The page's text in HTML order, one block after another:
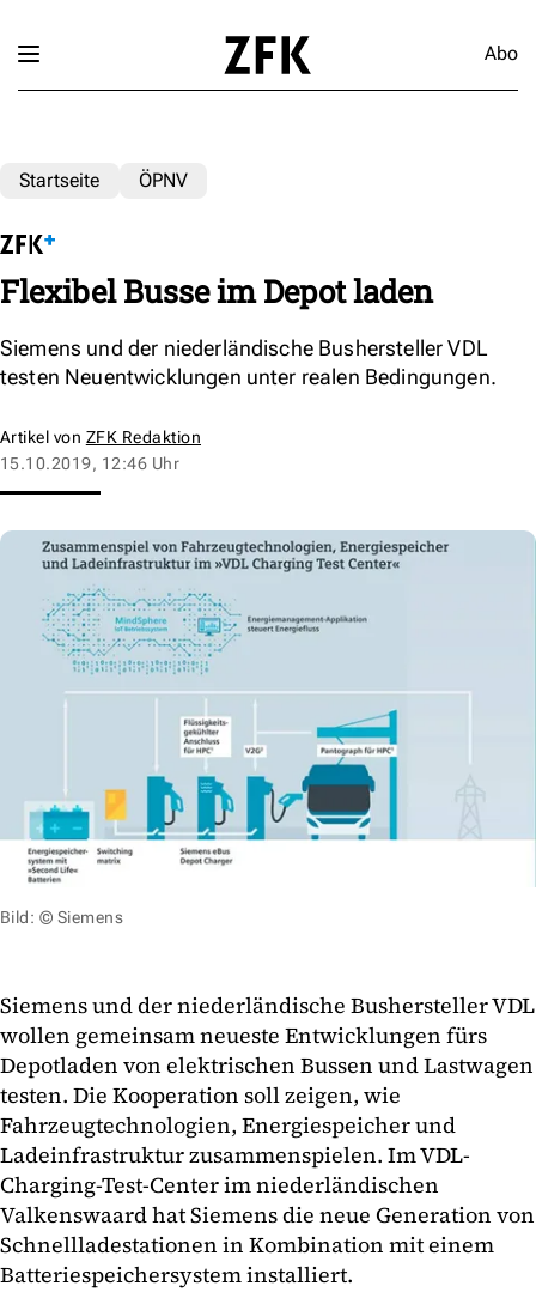
Abo
Startseite ÖPNV
Flexibel Busse im Depot laden
Siemens und der niederländische Bushersteller VDL
testen Neuentwicklungen unter realen Bedingungen.
Artikel von ZFK Redaktion
15.10.2019, 12:46 Uhr
Bild: © Siemens
Siemens und der niederländische Bushersteller VDL
wollen gemeinsam neueste Entwicklungen fürs
Depotladen von elektrischen Bussen und Lastwagen
testen. Die Kooperation soll zeigen, wie
Fahrzeugtechnologien, Energiespeicher und
Ladeinfrastruktur zusammenspielen. Im VDL-
Charging-Test-Center im niederländischen
Valkenswaard hat Siemens die neue Generation von
Schnellladestationen in Kombination mit einem
Batteriespeichersystem installiert.